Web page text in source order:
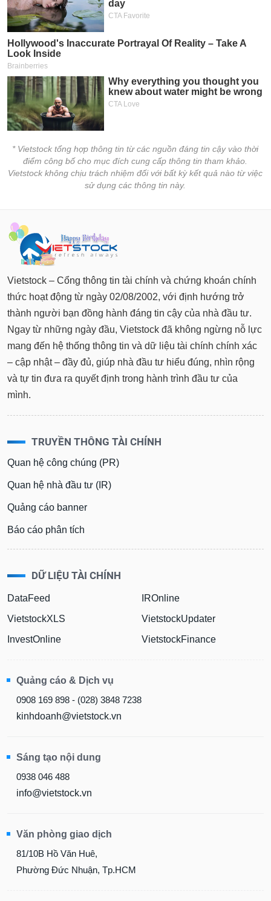
* Vietstock tổng hợp thông tin từ các nguồn đáng tin cậy vào thời
điểm công bố cho mục đích cung cấp thông tin tham khảo.
Vietstock không chịu trách nhiệm đối với bất kỳ kết quả nào từ việc
sử dụng các thông tin này.
Vietstock – Cổng thông tin tài chính và chứng khoán chính
thức hoạt động từ ngày 02/08/2002, với định hướng trở
thành người bạn đồng hành đáng tin cậy của nhà đầu tư.
Ngay từ những ngày đầu, Vietstock đã không ngừng nỗ lực
mang đến hệ thống thông tin và dữ liệu tài chính chính xác
– cập nhật – đầy đủ, giúp nhà đầu tư hiểu đúng, nhìn rộng
và tự tin đưa ra quyết định trong hành trình đầu tư của
mình.
TRUYỀN THÔNG TÀI CHÍNH
Quan hệ công chúng (PR)
Quan hệ nhà đầu tư (IR)
Quảng cáo banner
Báo cáo phân tích
DỮ LIỆU TÀI CHÍNH
DataFeed
VietstockXLS
InvestOnline
IROnline
VietstockUpdater
VietstockFinance
Quảng cáo & Dịch vụ
0908 169 898 - (028) 3848 7238
kinhdoanh@vietstock.vn
Sáng tạo nội dung
0938 046 488
info@vietstock.vn
Văn phòng giao dịch
81/10B Hồ Văn Huê,
Phường Đức Nhuận, Tp.HCM